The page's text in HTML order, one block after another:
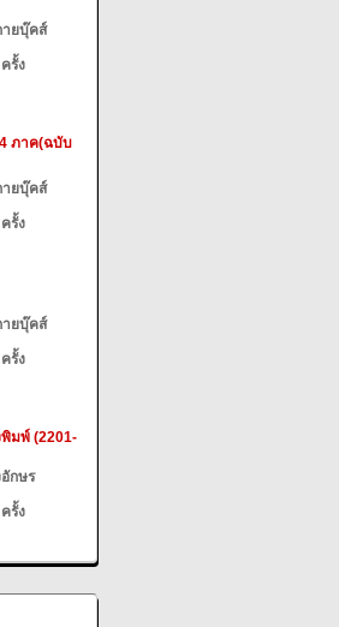
ยบุ๊คส์
รั้ง
ภาค(ฉบับ
ยบุ๊คส์
รั้ง
ยบุ๊คส์
รั้ง
มพ์ (2201-
กษร
รั้ง